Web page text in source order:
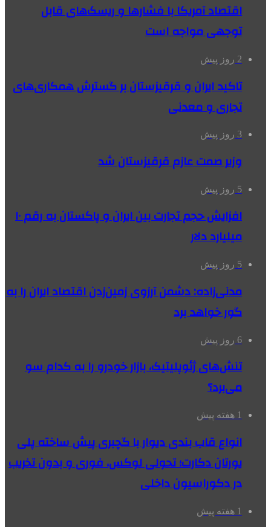
اقتصاد آمریکا با فشارها و ریسک‌های قابل
توجهی مواجه است
2 روز پیش
تاکید ایران و قرقیزستان بر گسترش همکاری‌های
تجاری و معدنی
3 روز پیش
وزیر صمت عازم قرقیزستان شد
5 روز پیش
افزایش حجم تجارت بین ایران و پاکستان به رقم ۱۰
میلیارد دلار
5 روز پیش
مدنی‌زاده: دشمن آرزوی زمین‌زدن اقتصاد ایران را به
گور خواهد برد
6 روز پیش
تنش‌های ژئوپلیتیک، بازار خودرو را به کدام سو
می‌برد؟
1 هفته پیش
انواع قاب بندی دیوار با گچبری پیش ساخته پلی
یورتان دکارت؛ تحولی لوکس، فوری و بدون تخریب
در دکوراسیون داخلی
1 هفته پیش